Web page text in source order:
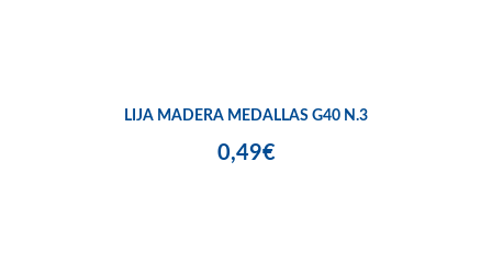
LIJA MADERA MEDALLAS G40 N.3
0,49€